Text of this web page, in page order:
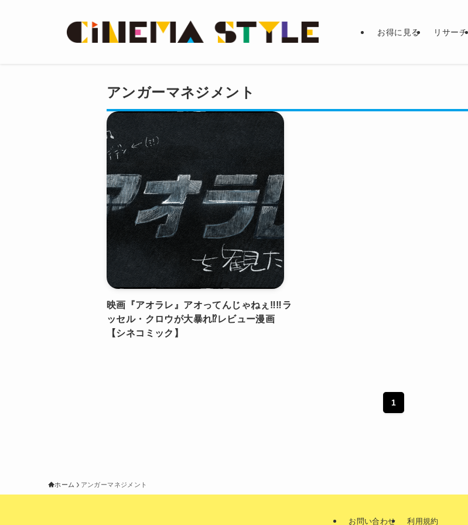
お得に見る リサーチ
アンガーマネジメント
映画『アオラレ』アオってんじゃねぇ‼️‼️ラ
ッセル・クロウが大暴れ⁉︎レビュー漫画
【シネコミック】
1
ホーム アンガーマネジメント
お問い合わせ 利用規約